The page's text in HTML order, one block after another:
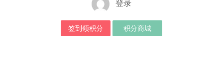
登录
签到领积分 积分商城